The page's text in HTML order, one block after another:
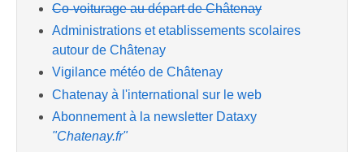
Co-voiturage au départ de Châtenay
Administrations et etablissements scolaires
autour de Châtenay
Vigilance météo de Châtenay
Chatenay à l'international sur le web
Abonnement à la newsletter Dataxy
"Chatenay.fr"